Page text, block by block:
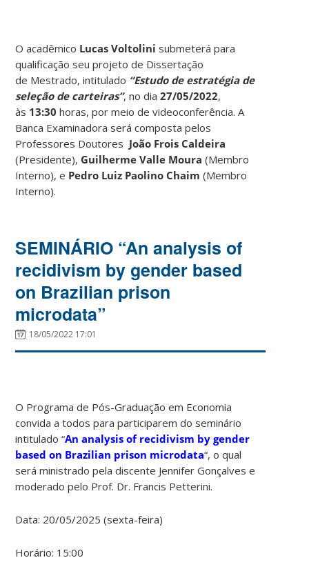
O acadêmico Lucas Voltolinisubmeterá para
qualificação seu projeto de Dissertação
de Mestrado, intitulado “Estudo de estratégia de
seleção de carteiras”, no dia27/05/2022,
às 13:30 horas, por meio de videoconferência. A
Banca Examinadora será composta pelos
Professores Doutores João Frois Caldeira
(Presidente), Guilherme Valle Moura (Membro
Interno), e Pedro Luiz Paolino Chaim (Membro
Interno).
SEMINÁRIO “An analysis of
recidivism by gender based
on Brazilian prison
microdata”
18/05/2022 17:01
O Programa de Pós-Graduação em Economia
convida a todos para participarem do seminário
intitulado “An analysis of recidivism by gender
based on Brazilian prison microdata“, o qual
será ministrado pela discente Jennifer Gonçalves e
moderado pelo Prof. Dr. Francis Petterini.
Data: 20/05/2025 (sexta-feira)
Horário: 15:00